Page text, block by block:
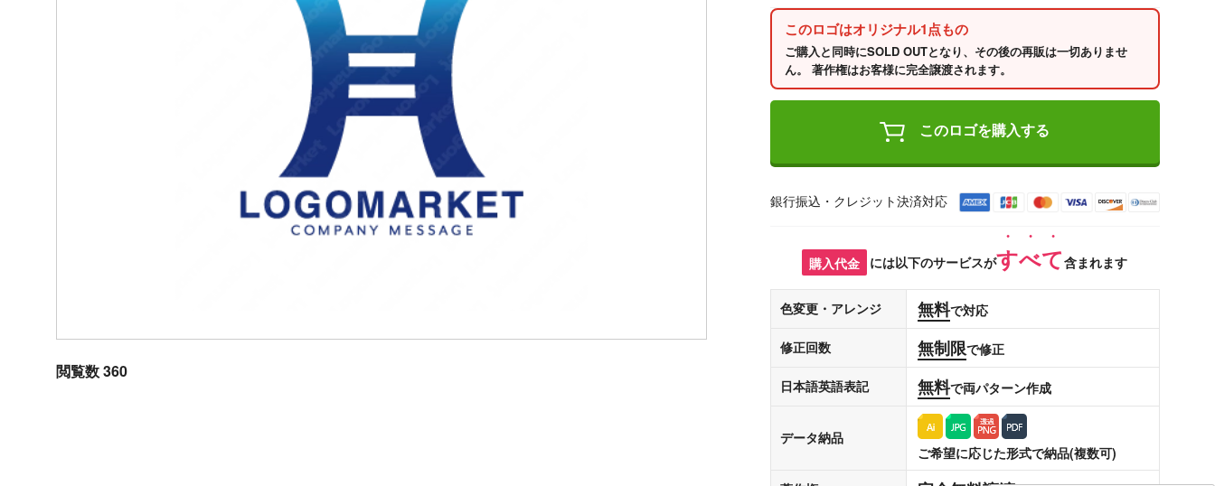
閲覧数 360
このロゴはオリジナル1点もの
ご購入と同時にSOLD OUTとなり、その後の再販は一切ありませ
ん。 著作権はお客様に完全譲渡されます。
このロゴを購入する
銀行振込・クレジット決済対応
購入代金 には以下のサービスがすべて含まれます
色変更・アレンジ 無料で対応
修正回数 無制限で修正
日本語英語表記 無料で両パターン作成
データ納品
ご希望に応じた形式で納品(複数可)